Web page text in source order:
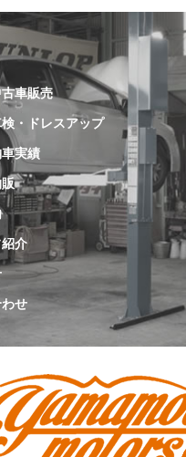
車販売
・ドレスアップ
実績
介
せ